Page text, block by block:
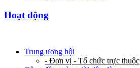
Hoạt động
Trung ương hội
- Đơn vị - Tổ chức trực thuộc